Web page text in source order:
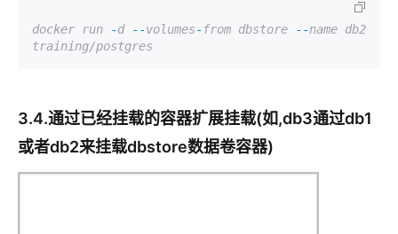
docker run -d --volumes- from dbstore --name db2
training/postgres
3.4.通过已经挂载的容器扩展挂载(如,db3通过db1
或者db2来挂载dbstore数据卷容器)